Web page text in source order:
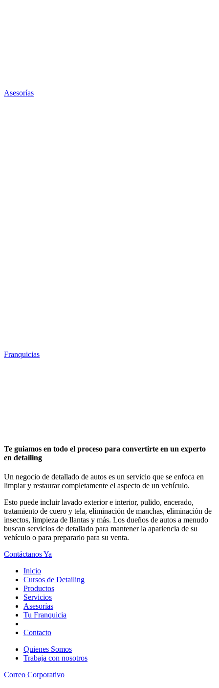
Asesorías
Franquicias
Te guiamos en todo el proceso para convertirte en un experto
en detailing
Un negocio de detallado de autos es un servicio que se enfoca en
limpiar y restaurar completamente el aspecto de un vehículo.
Esto puede incluir lavado exterior e interior, pulido, encerado,
tratamiento de cuero y tela, eliminación de manchas, eliminación de
insectos, limpieza de llantas y más. Los dueños de autos a menudo
buscan servicios de detallado para mantener la apariencia de su
vehículo o para prepararlo para su venta.
Contáctanos Ya
Inicio
Cursos de Detailing
Productos
Servicios
Asesorías
Tu Franquicia
Contacto
Quienes Somos
Trabaja con nosotros
Correo Corporativo